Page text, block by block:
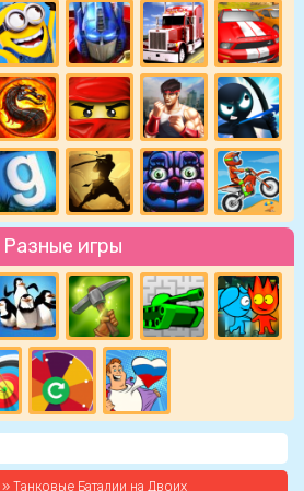
Разные игры
» Танковые Баталии на Двоих